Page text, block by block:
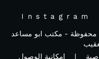
Instagram
مكتب ابو مساعد
| إمكانية الوصول